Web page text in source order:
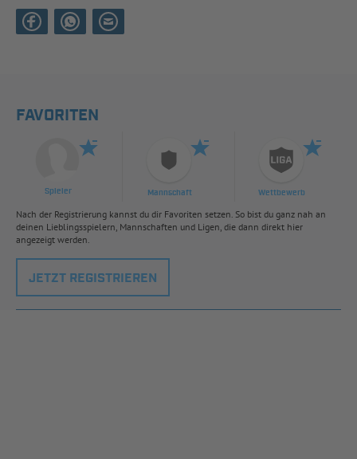
FAVORITEN
Spieler Mannschaft Wettbewerb
Nach der Registrierung kannst du dir Favoriten setzen. So bist du ganz nah an
deinen Lieblingsspielern, Mannschaften und Ligen, die dann direkt hier
angezeigt werden.
JETZT REGISTRIEREN